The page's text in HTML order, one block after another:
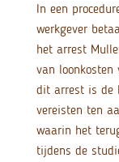
In een
werkgever
het arrest
van
dit arrest is de
vereisten ten
waarin het
tijdens de